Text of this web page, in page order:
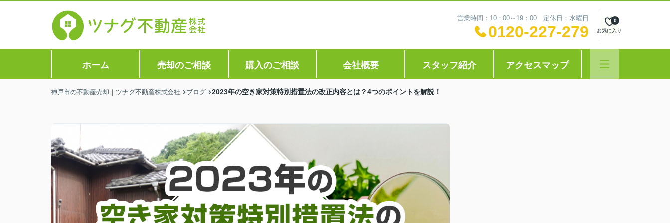
営業時間：10：00～19：00 定休日：水曜日
0120-227-279 お気に入り
0
ホーム 売却のご相談 購入のご相談 会社概要 スタッフ紹介 アクセスマップ
神戸市の不動産売却｜ツナグ不動産株式会社 ブログ 2023年の空き家対策特別措置法の改正内容とは？4つのポイントを解説！